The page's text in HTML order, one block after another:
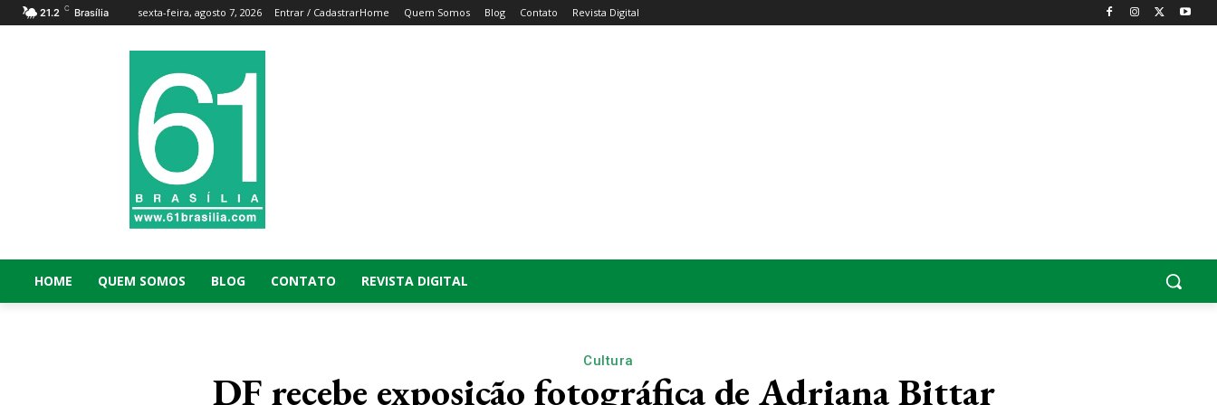
21.2 C Brasília sexta-feira, agosto 7, 2026 Entrar / CadastrarHome Quem Somos Blog Contato Revista Digital
HOME QUEM SOMOS BLOG CONTATO REVISTA DIGITAL
Cultura
DF recebe exposição fotográfica de Adriana Bittar